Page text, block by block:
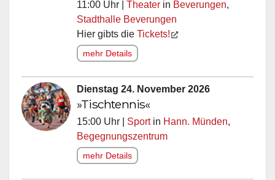
11:00 Uhr | Theater in Beverungen,
Stadthalle Beverungen
Hier gibts die Tickets!
mehr Details
Dienstag 24. November 2026
»Tischtennis«
15:00 Uhr | Sportin Hann. Münden,
Begegnungszentrum
mehr Details